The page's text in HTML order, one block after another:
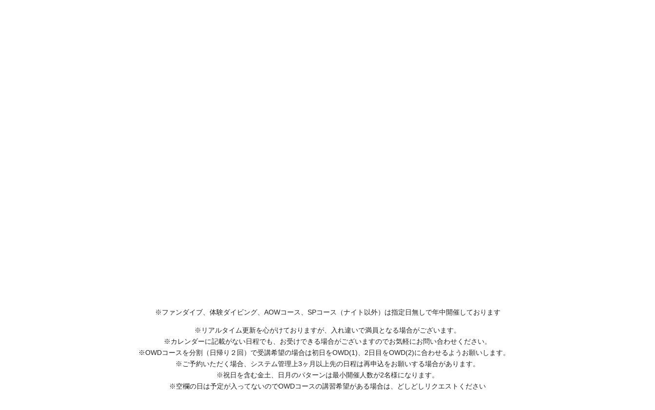
※ファンダイブ、体験ダイビング、AOWコース、SPコース（ナイト以外）は指定日無しで年中開催しております
※リアルタイム更新を心がけておりますが、入れ違いで満員となる場合がございます。
※カレンダーに記載がない日程でも、お受けできる場合がございますのでお気軽にお問い合わせください。
※OWDコースを分割（日帰り２回）で受講希望の場合は初日をOWD(1)、2日目をOWD(2)に合わせるようお願いします。
※ご予約いただく場合、システム管理上3ヶ月以上先の日程は再申込をお願いする場合があります。
※祝日を含む金土、日月のパターンは最小開催人数が2名様になります。
※空欄の日は予定が入ってないのでOWDコースの講習希望がある場合は、どしどしリクエストください